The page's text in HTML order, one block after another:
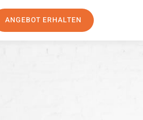
ANGEBOT ERHALTEN